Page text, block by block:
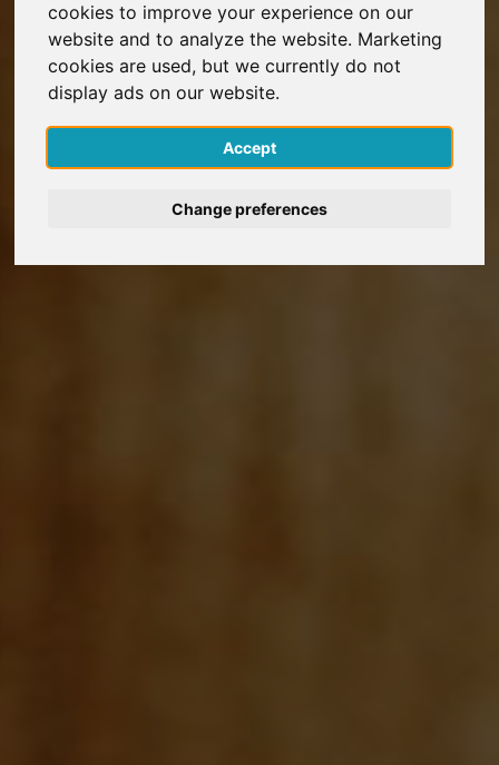
cookies to improve your experience on our
website and to analyze the website. Marketing
cookies are used, but we currently do not
display ads on our website.
Accept
Change preferences
S'inscrire gratuitement
S'inscrire
English
Deutsch
Nederlands